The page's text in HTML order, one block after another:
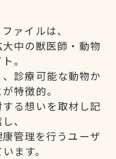
ァイルは、
中の獣医師・動物
。
診療可能な動物か
特徴的。
る想いを取材し記
、
管理を行うユーザ
ます。